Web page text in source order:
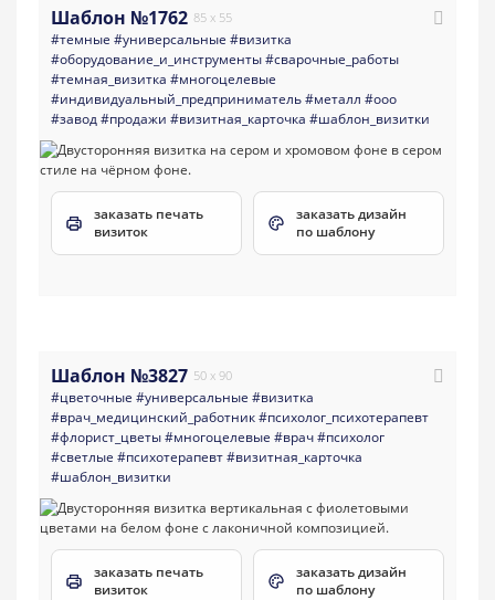
Шаблон №1762 85 x 55
#темные #универсальные #визитка
#оборудование_и_инструменты#сварочные_работы
#темная_визитка #многоцелевые
#индивидуальный_предприниматель#металл #ооо
#завод#продажи #визитная_карточка #шаблон_визитки
заказать печать
визиток
заказать дизайн
по шаблону
Шаблон №3827 50 x 90
#цветочные #универсальные #визитка
#врач_медицинский_работник#психолог_психотерапевт
#флорист_цветы#многоцелевые #врач#психолог
#светлые #психотерапевт#визитная_карточка
#шаблон_визитки
заказать печать
визиток
заказать дизайн
по шаблону